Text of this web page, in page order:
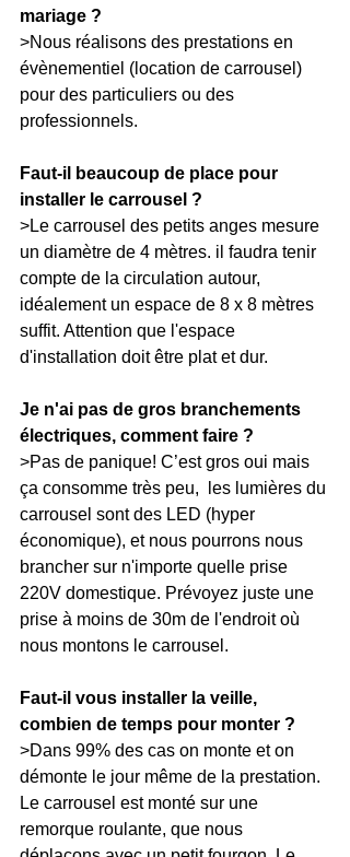
mariage ?
>Nous réalisons des prestations en
évènementiel (location de carrousel)
pour des particuliers ou des
professionnels.
Faut-il beaucoup de place pour
installer le carrousel ?
>Le carrousel des petits anges mesure
un diamètre de 4 mètres. il faudra tenir
compte de la circulation autour,
idéalement un espace de 8 x 8 mètres
suffit. Attention que l'espace
d'installation doit être plat et dur.
Je n'ai pas de gros branchements
électriques, comment faire ?
>Pas de panique! C’est gros oui mais
ça consomme très peu,  les lumières du
carrousel sont des LED (hyper
économique), et nous pourrons nous
brancher sur n'importe quelle prise
220V domestique. Prévoyez juste une
prise à moins de 30m de l'endroit où
nous montons le carrousel.
Faut-il vous installer la veille,
combien de temps pour monter ?
>Dans 99% des cas on monte et on
démonte le jour même de la prestation.
Le carrousel est monté sur une
remorque roulante, que nous